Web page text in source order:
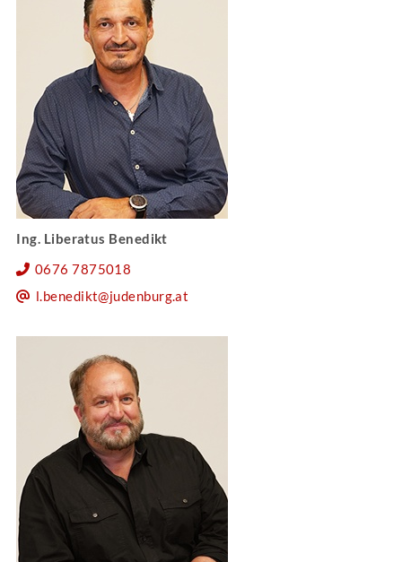
Ing. Liberatus Benedikt
0676 7875018
l.benedikt@judenburg.at